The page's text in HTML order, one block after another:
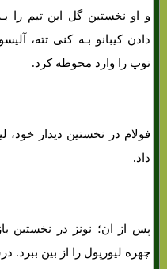
و او نخستین گل این تیم را
دادن کیبانو بـه کنی تته،
توپ را وارد محوطه کرد.
فولام در نخستین دیدار خود،
داد.
پس از ان؛ نونز در نخستین
چهره لیورپول را از بین